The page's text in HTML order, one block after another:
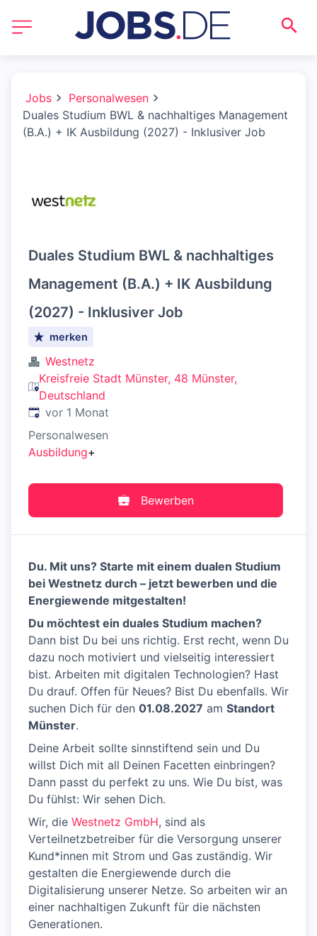
Jobs
Personalwesen
Duales Studium BWL & nachhaltiges Management
(B.A.) + IK Ausbildung (2027) - Inklusiver Job
Duales Studium BWL & nachhaltiges
Management (B.A.) + IK Ausbildung
(2027) - Inklusiver Job
merken
Westnetz
Kreisfreie Stadt Münster, 48 Münster,
Deutschland
Veröffentlicht:
vor 1 Monat
Personalwesen
Ausbildung+
Bewerben
Du. Mit uns? Starte mit einem dualen Studium
bei Westnetz durch – jetzt bewerben und die
Energiewende mitgestalten!
Du möchtest ein duales Studium machen?
Dann bist Du bei uns richtig. Erst recht, wenn Du
dazu noch motiviert und vielseitig interessiert
bist. Arbeiten mit digitalen Technologien? Hast
Du drauf. Offen für Neues? Bist Du ebenfalls. Wir
suchen Dich für den 01.08.2027 am Standort
Münster.
Deine Arbeit sollte sinnstiftend sein und Du
willst Dich mit all Deinen Facetten einbringen?
Dann passt du perfekt zu uns. Wie Du bist, was
Du fühlst: Wir sehen Dich.
Wir, die Westnetz GmbH, sind als
Verteilnetzbetreiber für die Versorgung unserer
Kund*innen mit Strom und Gas zuständig. Wir
gestalten die Energiewende durch die
Digitalisierung unserer Netze. So arbeiten wir an
einer nachhaltigen Zukunft für die nächsten
Generationen.